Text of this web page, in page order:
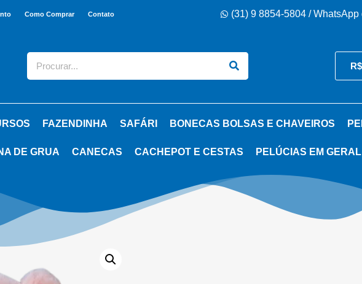
Como Comprar Contato (31) 9 8854-5804 / WhatsApp
R$
FAZENDINHA SAFÁRI BONECAS BOLSAS E CHAVEIROS
DE GRUA CANECAS CACHEPOT E CESTAS PELÚCIAS EM GERAL